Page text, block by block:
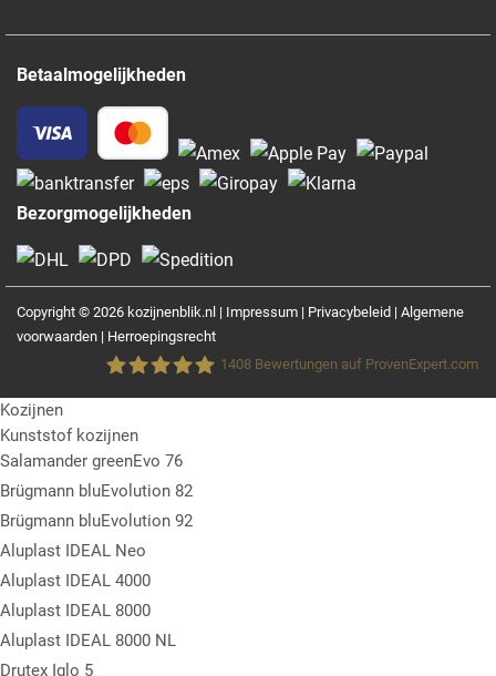
Betaalmogelijkheden
Bezorgmogelijkheden
Copyright © 2026 kozijnenblik.nl | Impressum | Privacybeleid | Algemene
voorwaarden | Herroepingsrecht
Fensterblick GmbH &Co.KG
1408Bewertungen auf ProvenExpert.com
Kozijnen
Kunststof kozijnen
Salamander greenEvo 76
Brügmann bluEvolution 82
Brügmann bluEvolution 92
Aluplast IDEAL Neo
Aluplast IDEAL 4000
Aluplast IDEAL 8000
Aluplast IDEAL 8000 NL
Drutex Iglo 5